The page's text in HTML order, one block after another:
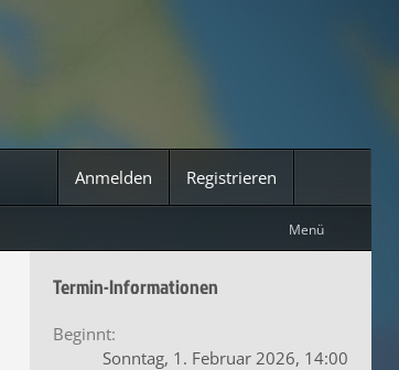
Anmelden Registrieren
Menü
Termin-Informationen
Beginnt
Sonntag, 1. Februar 2026, 14:00